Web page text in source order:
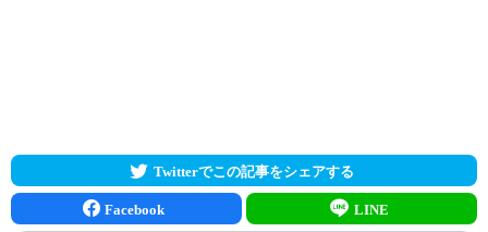
Twitterでこの記事をシェアする
Facebook LINE